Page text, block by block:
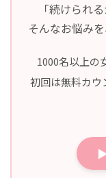
「続けられ
そんなお悩み
1000名以上の
初回は無料カウ